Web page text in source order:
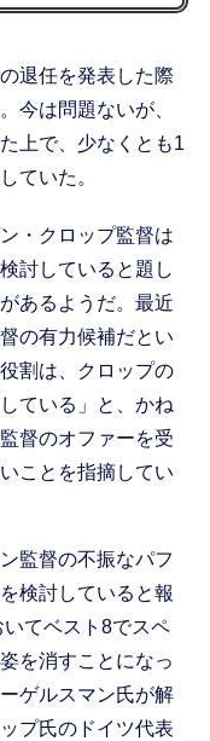
退任を発表した際
今は問題ないが、
上で、少なくとも1
ていた。
・クロップ監督は
討していると題し
あるようだ。最近
の有力候補だとい
割は、クロップの
ている」と、かね
督のオファーを受
ことを指摘してい
監督の不振なパフ
検討していると報
てベスト8でスペ
を消すことになっ
ゲルスマン氏が解
プ氏のドイツ代表